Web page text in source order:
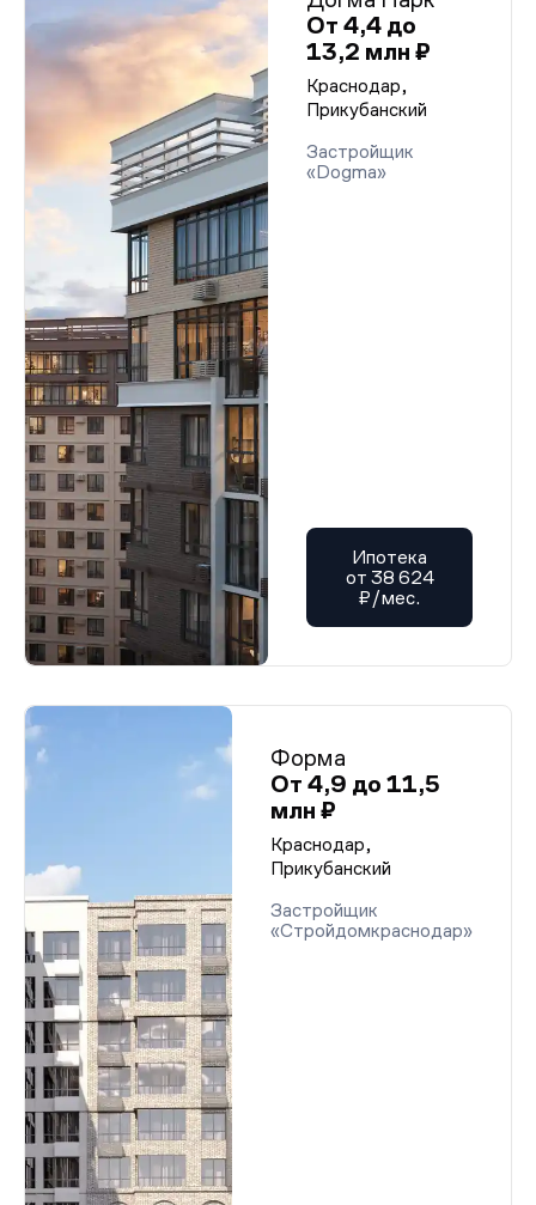
От 4,4 до
13,2 млн ₽
Краснодар,
Прикубанский
Застройщик
«Dogma»
Ипотека
от 38 624
₽/мес.
Форма
От 4,9 до 11,5
млн ₽
Краснодар,
Прикубанский
Застройщик
«Стройдомкраснодар»